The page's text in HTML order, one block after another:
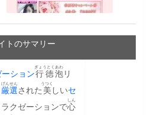
トのサマリー
ーション行徳
ぎょうとく
泡
あわ
リ
厳選
げんせん
された 美
うつく
しいセ
クゼーションで心
しん